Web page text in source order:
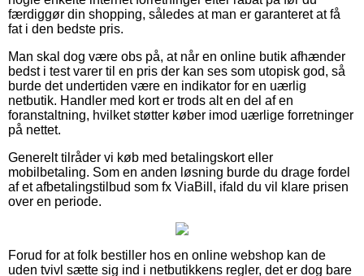
færdiggør din shopping, således at man er garanteret at få
fat i den bedste pris.
Man skal dog være obs på, at når en online butik afhænder
bedst i test varer til en pris der kan ses som utopisk god, så
burde det undertiden være en indikator for en uærlig
netbutik. Handler med kort er trods alt en del af en
foranstaltning, hvilket støtter køber imod uærlige forretninger
på nettet.
Generelt tilråder vi køb med betalingskort eller
mobilbetaling. Som en anden løsning burde du drage fordel
af et afbetalingstilbud som fx ViaBill, ifald du vil klare prisen
over en periode.
Forud for at folk bestiller hos en online webshop kan de
uden tvivl sætte sig ind i netbutikkens regler, det er dog bare